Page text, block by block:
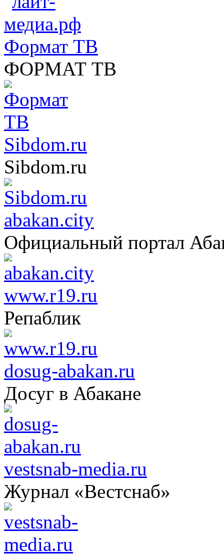
Формат ТВ
ФОРМАТ ТВ
Sibdom.ru
Sibdom.ru
abakan.city
Официальный портал
www.r19.ru
Репаблик
dosug-abakan.ru
Досуг в Абакане
vestsnab-media.ru
Журнал «Вестснаб»